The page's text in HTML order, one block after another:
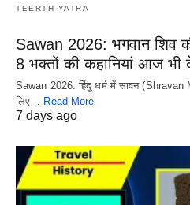
TEERTH YATRA
Sawan 2026: भगवान शिव
8 भक्तों की कहानियां आज
Sawan 2026: हिंदू धर्म में सावन (Shravan
लिए…
Read More
7 days ago